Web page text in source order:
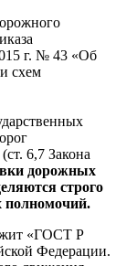
г. № 43 «Об
схем
6,7 Закона
дорожных
строго
полномочий.
«ГОСТ Р
Федерации.